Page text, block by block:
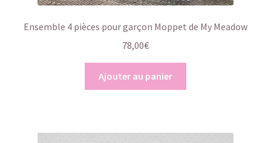
Ensemble 4 pièces pour garçon Moppet de My Meadow
78,00€
Ajouter au panier